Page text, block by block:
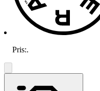
Pris:.